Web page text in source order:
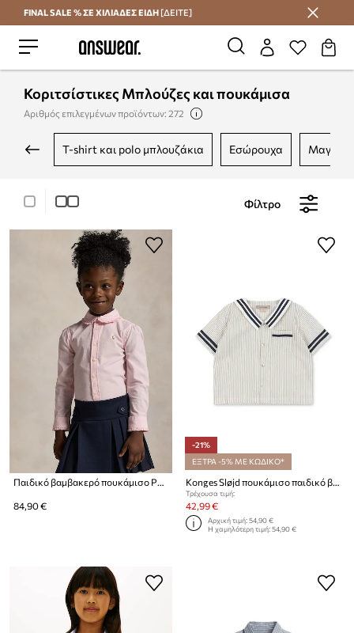
Εξοικονομήστε με το Answear Club
FINAL SALE % ΣΕ ΧΙΛΙΑΔΕΣ ΕΙΔΗ [ΔΕΙΤΕ]
Κοριτσίστικες Μπλούζες και πουκάμισα
Αριθμός επιλεγμένων προϊόντων: 272
t-shirt και polo μπλουζάκια εσώρουχα μαγιό
Φίλτρο
Παιδικό βαμβακερό πουκάμισο Polo Ralph Lauren
84,90 €
-21%
ΕΞΤΡΑ -5% ΜΕ ΚΩΔΙΚΟ*
Konges Sløjd πουκάμισο παιδικό βαμβακερό ALLIE SAILOR SHIRT GOTS
Τρέχουσα τιμή:
42,99 €
Αρχική τιμή:54,90 €
Η χαμηλότερη τιμή:54,90 €